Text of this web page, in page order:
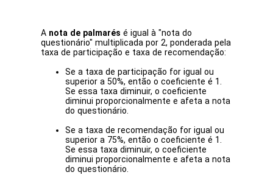
A nota de palmarés é igual à "nota do
questionário" multiplicada por 2, ponderada pela
taxa de participação e taxa de recomendação:
Se a taxa de participação for igual ou
superior a 50%, então o coeficiente é 1.
Se essa taxa diminuir, o coeficiente
diminui proporcionalmente e afeta a nota
do questionário.
Se a taxa de recomendação for igual ou
superior a 75%, então o coeficiente é 1.
Se essa taxa diminuir, o coeficiente
diminui proporcionalmente e afeta a nota
do questionário.